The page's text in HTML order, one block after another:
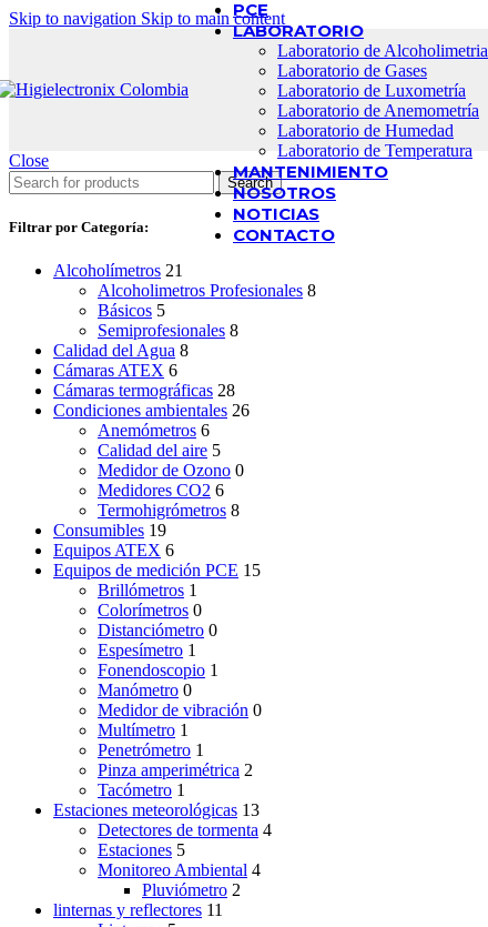
Skip to navigation Skip to main content
PCE
LABORATORIO
Laboratorio de Alcoholimetria
Laboratorio de Gases
Laboratorio de Luxometría
Laboratorio de Anemometría
Laboratorio de Humedad
Laboratorio de Temperatura
MANTENIMIENTO
NOSOTROS
NOTICIAS
CONTACTO
Close
Search
Filtrar por Categoría:
Alcoholímetros 21
Alcoholimetros Profesionales 8
Básicos 5
Semiprofesionales 8
Calidad del Agua 8
Cámaras ATEX 6
Cámaras termográficas 28
Condiciones ambientales 26
Anemómetros 6
Calidad del aire 5
Medidor de Ozono 0
Medidores CO2 6
Termohigrómetros 8
Consumibles 19
Equipos ATEX 6
Equipos de medición PCE 15
Brillómetros 1
Colorímetros 0
Distanciómetro 0
Espesímetro 1
Fonendoscopio 1
Manómetro 0
Medidor de vibración 0
Multímetro 1
Penetrómetro 1
Pinza amperimétrica 2
Tacómetro 1
Estaciones meteorológicas 13
Detectores de tormenta 4
Estaciones 5
Monitoreo Ambiental 4
Pluviómetro 2
linternas y reflectores 11